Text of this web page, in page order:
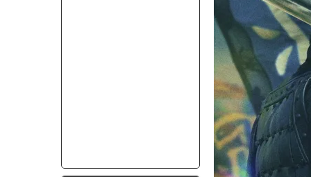
【朗報】阪神のドラフト、ガチで大当たりだっ
下半身トレーニング、太ももに自信ニキきてくれ